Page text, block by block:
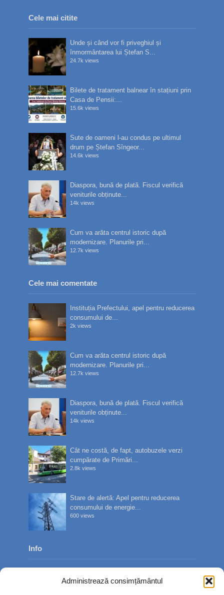
Administrează consimțământul
Cele mai citite
Unde și când vor fi priveghiul și
înmormântarea lui Ștefan S...
24.7k views
Bilete de tratament balnear în stațiuni prin
Casa de Pensii:...
15.6k views
Sute de oameni l-au condus pe ultimul
drum pe Ștefan Sîngeor...
14.6k views
Diaspora, bună de plată. Fiscul verifică
veniturile obținute...
14k views
Cum va arăta centrul istoric după
modernizare. Planurile pri...
12.7k views
Cele mai comentate
Instituția Prefectului, apel pentru reducerea
consumului de...
2k views
Cum va arăta centrul istoric după
modernizare. Planurile pri...
12.7k views
Diaspora, bună de plată. Fiscul verifică
veniturile obținute...
14k views
Cât ne costă, de fapt, autobuzele verzi
cumpărate de Primări...
2.8k views
Stare de alertă: Apel pentru reducerea
consumului de energie...
600 views
Info